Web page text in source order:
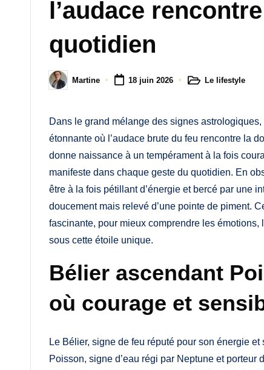
l’audace
quotidien
PostedMartine 18 juin 2026
PostedLe lifestyle
Dans le grand mélange des signes
étonnante où l’audace brute du feu rencontre la
donne naissance à un tempérament à la fois
manifeste dans chaque geste du quotidien. En
être à la fois pétillant d’énergie et bercé par une
doucement mais relevé d’une pointe de piment.
fascinante, pour mieux comprendre les
sous cette étoile unique.
Bélier ascendant
où courage et
Le Bélier, signe de feu réputé pour son énergie
Poisson, signe d’eau régi par Neptune et